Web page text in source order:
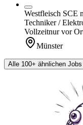
Westfleisch SCE
Techniker /
Vollzeitnur vor
Münster
Alle 100+ ähnlichen